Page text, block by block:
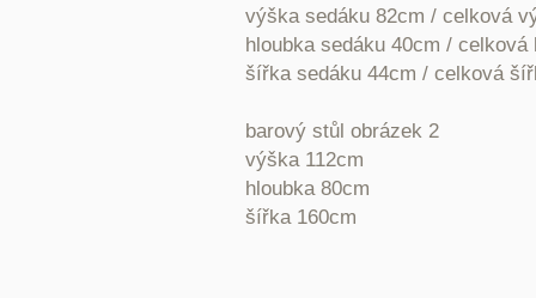
výška sedáku 82cm / celková
hloubka sedáku 40cm / celková
šířka sedáku 44cm / celková
barový stůl obrázek 2
výška 112cm
hloubka 80cm
šířka 160cm